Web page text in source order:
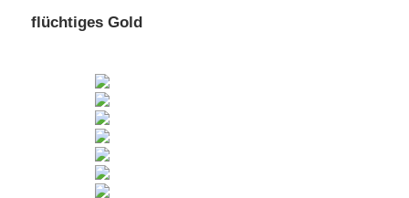
flüchtiges Gold